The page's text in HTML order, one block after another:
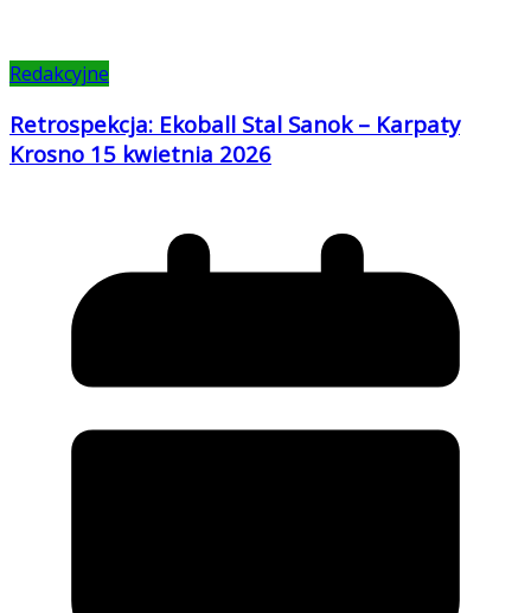
Redakcyjne
Retrospekcja: Ekoball Stal Sanok – Karpaty
Krosno 15 kwietnia 2026